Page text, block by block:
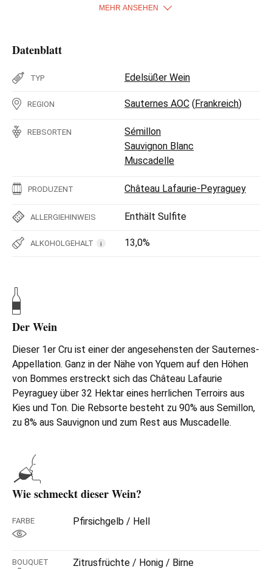
MEHR ANSEHEN
Datenblatt
TYP Edelsüßer Wein
REGION Sauternes AOC (Frankreich)
REBSORTEN
Sémillon
Sauvignon Blanc
Muscadelle
PRODUZENT Château Lafaurie-Peyraguey
ALLERGIEHINWEIS Enthält Sulfite
ALKOHOLGEHALT i 13,0%
Der Wein
Dieser 1er Cru ist einer der angesehensten der Sauternes-
Appellation. Ganz in der Nähe von Yquem auf den Höhen
von Bommes erstreckt sich das Château Lafaurie
Peyraguey über 32 Hektar eines herrlichen Terroirs aus
Kies und Ton. Die Rebsorte besteht zu 90% aus Semillon,
zu 8% aus Sauvignon und zum Rest aus Muscadelle.
Wie schmeckt dieser Wein?
FARBE Pfirsichgelb / Hell
BOUQUET Zitrusfrüchte / Honig / Birne